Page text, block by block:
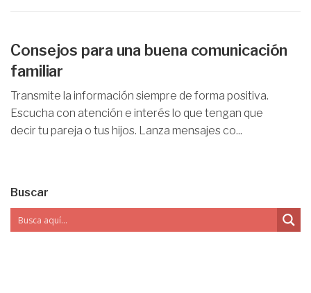
Consejos para una buena comunicación
familiar
Transmite la información siempre de forma positiva.
Escucha con atención e interés lo que tengan que
decir tu pareja o tus hijos. Lanza mensajes co...
Buscar